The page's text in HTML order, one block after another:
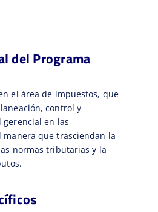
del Programa
el área de impuestos, que
control y
gerencial en las
manera que trasciendan la
normas tributarias y la